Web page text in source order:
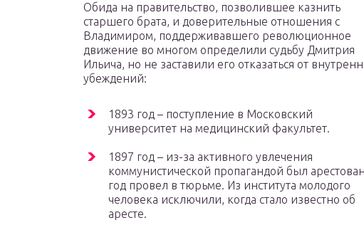
Обида на правительство, позволившее казнить
старшего брата, и доверительные отношения с
Владимиром, поддерживавшего революционное
движение во многом определили судьбу Дмитрия
Ильича, но не заставили его отказаться от
убеждений:
1893 год – поступление в Московский
университет на медицинский факультет.
1897 год – из-за активного увлечения
коммунистической пропагандой был
год провел в тюрьме. Из института молодого
человека исключили, когда стало известно об
аресте.